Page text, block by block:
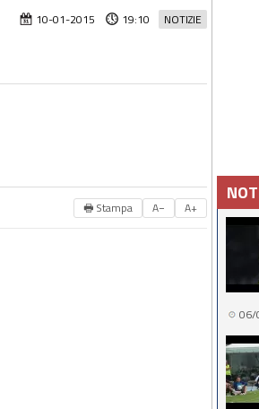
NOTIZIE
10-01-2015 19:10
🖶 Stampa A− A+
06/